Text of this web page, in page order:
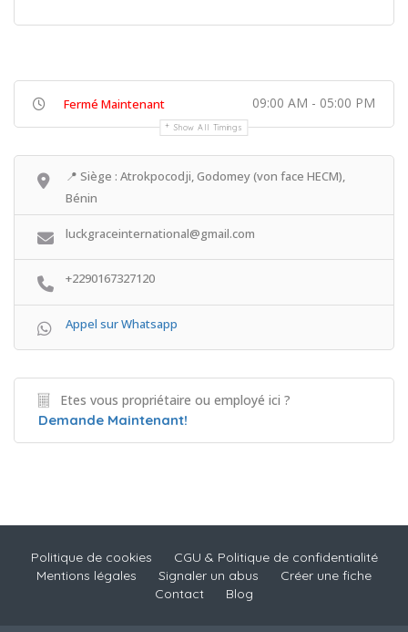
Fermé Maintenant 09:00 AM - 05:00 PM
Show All Timings
📍 Siège : Atrokpocodji, Godomey (von face HECM),
Bénin
luckgraceinternational@gmail.com
+2290167327120
Appel sur Whatsapp
Etes vous propriétaire ou employé ici ?
Demande Maintenant!
Politique de cookies
CGU & Politique de confidentialité
Mentions légales
Signaler un abus
Créer une fiche
Contact
Blog